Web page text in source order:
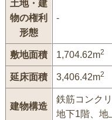
土地・建
物の権利
形態
-
敷地面積 1,704.62m2
延床面積 3,406.42m2
建物構造
鉄筋コンク
地下1階、地